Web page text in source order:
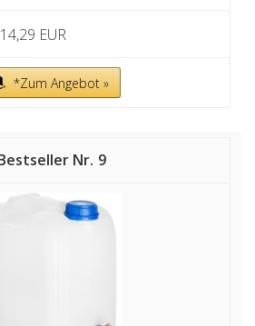
14,29 EUR
*Zum Angebot »
9